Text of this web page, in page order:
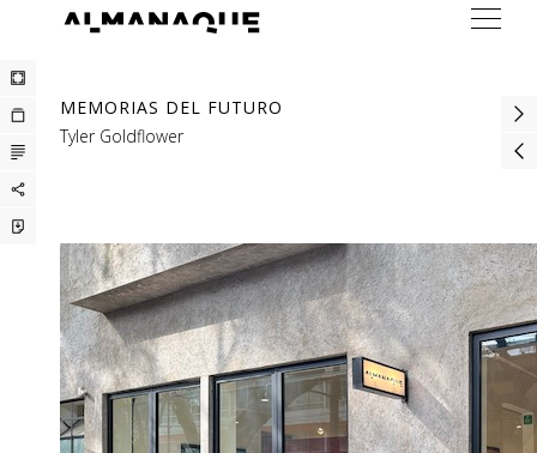
BUREAU
CONTACTO
ENG
MEMORIAS DEL FUTURO
Tyler Goldflower